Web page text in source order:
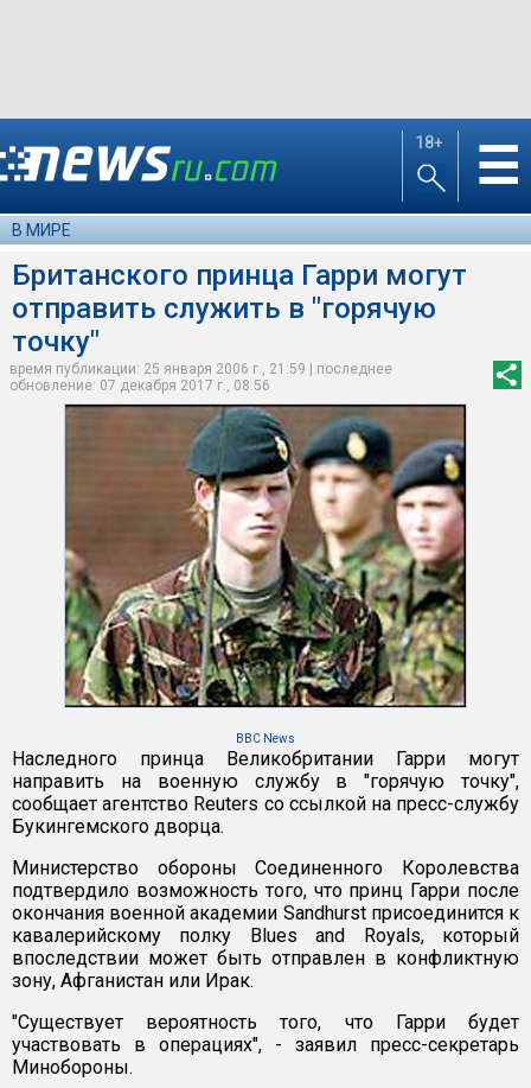
18+ ☰
В МИРЕ
Британского принца Гарри могут
отправить служить в "горячую
точку"
время публикации: 25 января 2006 г., 21:59 | последнее
обновление: 07 декабря 2017 г., 08:56
BBC News
Наследного принца Великобритании Гарри могут
направить на военную службу в "горячую точку",
сообщает агентство Reuters со ссылкой на пресс-службу
Букингемского дворца.
Министерство обороны Соединенного Королевства
подтвердило возможность того, что принц Гарри после
окончания военной академии Sandhurst присоединится к
кавалерийскому полку Blues and Royals, который
впоследствии может быть отправлен в конфликтную
зону, Афганистан или Ирак.
"Существует вероятность того, что Гарри будет
участвовать в операциях", - заявил пресс-секретарь
Минобороны.